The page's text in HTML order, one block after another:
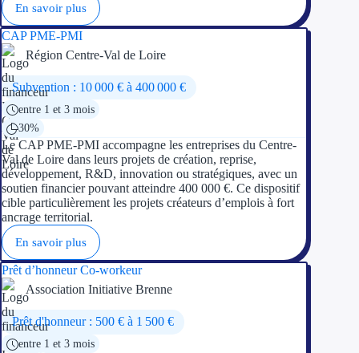
En savoir plus
CAP PME-PMI
Région Centre-Val de Loire
Subvention : 10 000 € à 400 000 €
entre 1 et 3 mois
30%
Le CAP PME-PMI accompagne les entreprises du Centre-
Val de Loire dans leurs projets de création, reprise,
développement, R&D, innovation ou stratégiques, avec un
soutien financier pouvant atteindre 400 000 €. Ce dispositif
cible particulièrement les projets créateurs d’emplois à fort
ancrage territorial.
En savoir plus
Prêt d’honneur Co-workeur
Association Initiative Brenne
Prêt d'honneur : 500 € à 1 500 €
entre 1 et 3 mois